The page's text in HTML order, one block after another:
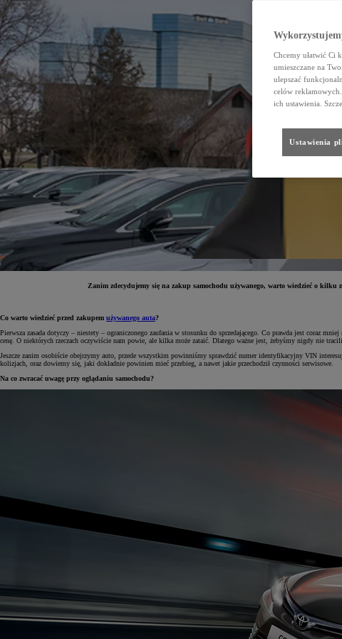
Zanim zdecydujemy się na zakup samochodu używanego, warto wiedzieć o
Co warto wiedzieć przed zakupem używanego auta?
Pierwsza zasada dotyczy – niestety – ograniczonego zaufania w stosunku do sprzedającego. Co prawda jest coraz
cenę. O niektórych rzeczach oczywiście nam powie, ale kilka może zataić. Dlatego ważne jest, żebyśmy nigdy nie
Jeszcze zanim osobiście obejrzymy auto, przede wszystkim powinniśmy sprawdzić numer identyfikacyjny VIN
kolizjach, oraz dowiemy się, jaki dokładnie powinien mieć przebieg, a nawet jakie przechodził czynności serwisowe.
Na co zwracać uwagę przy oglądaniu samochodu?
Chcemy ułatwić Ci
umieszczane na
ulepszać
celów
ich ustawienia.
Ustawienia